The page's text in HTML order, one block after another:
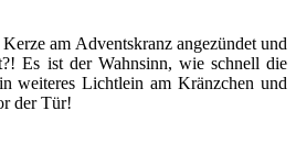
am Adventskranz angezündet und
Es ist der Wahnsinn, wie schnell die
weiteres Lichtlein am Kränzchen und
der Tür!